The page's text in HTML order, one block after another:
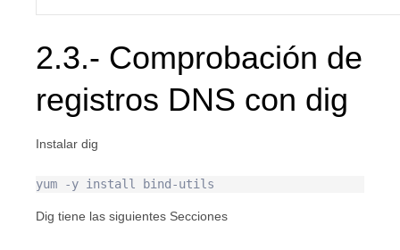
2.3.- Comprobación de
registros DNS con dig
Instalar dig
Dig tiene las siguientes Secciones